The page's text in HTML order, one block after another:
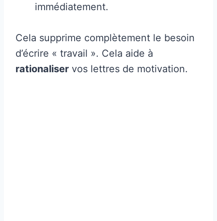
immédiatement.
Cela supprime complètement le besoin
d’écrire « travail ». Cela aide à
rationaliser vos lettres de motivation.